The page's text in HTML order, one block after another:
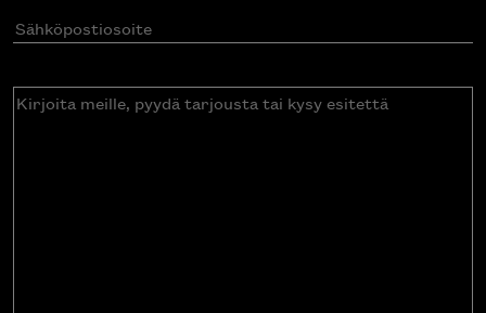
Sähköpostiosoite(Pakollinen)
Kirjoita